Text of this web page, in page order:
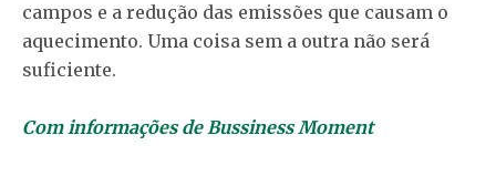
campos e a redução das emissões que causam o
aquecimento. Uma coisa sem a outra não será
suficiente.
Com informações de Bussiness Moment